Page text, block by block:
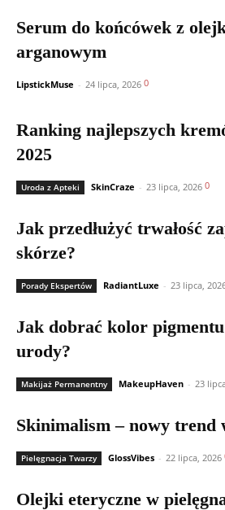
Serum do końcówek z
arganowym
LipstickMuse - 24 lipca, 2026 0
Ranking najlepszych
2025
Uroda z Apteki SkinCraze - 23 lipca, 2026 0
Jak przedłużyć trwałość
skórze?
Porady Ekspertów RadiantLuxe - 23 lipca,
Jak dobrać kolor
urody?
Makijaż Permanentny MakeupHaven - 23
Skinimalism – nowy trend
Pielęgnacja Twarzy GlossVibes - 22 lipca, 2026
Olejki eteryczne w